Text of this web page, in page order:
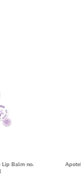
Balm no.